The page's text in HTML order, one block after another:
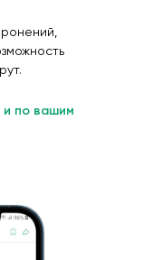
по вашим